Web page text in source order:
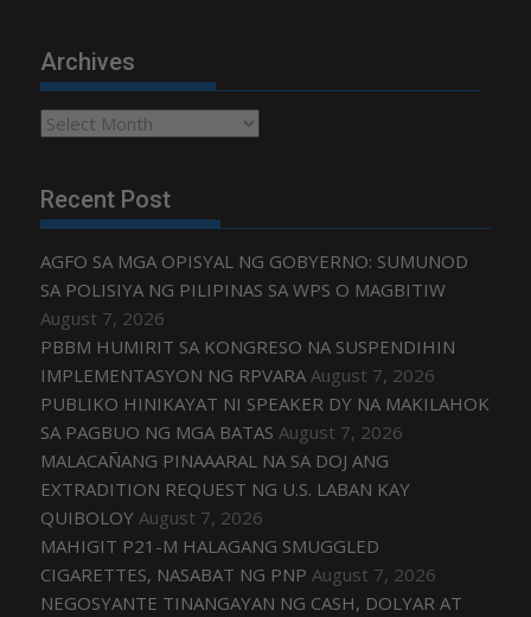
Archives
Archives
Recent Post
AGFO SA MGA OPISYAL NG GOBYERNO: SUMUNOD
SA POLISIYA NG PILIPINAS SA WPS O MAGBITIW
August 7, 2026
PBBM HUMIRIT SA KONGRESO NA SUSPENDIHIN
IMPLEMENTASYON NG RPVARA August 7, 2026
PUBLIKO HINIKAYAT NI SPEAKER DY NA MAKILAHOK
SA PAGBUO NG MGA BATAS August 7, 2026
MALACAÑANG PINAAARAL NA SA DOJ ANG
EXTRADITION REQUEST NG U.S. LABAN KAY
QUIBOLOY August 7, 2026
MAHIGIT P21-M HALAGANG SMUGGLED
CIGARETTES, NASABAT NG PNP August 7, 2026
NEGOSYANTE TINANGAYAN NG CASH, DOLYAR AT